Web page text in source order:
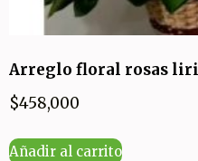
Arreglo floral rosas
$458,000
Añadir al carrito